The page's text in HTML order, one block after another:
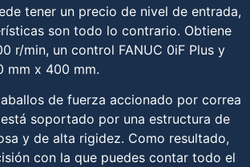
tener un precio de nivel de entrada,
son todo lo contrario. Obtiene
r/min, un control FANUC 0iF Plus y
mm x 400 mm.
de fuerza accionado por correa
soportado por una estructura de
y de alta rigidez. Como resultado,
con la que puedes contar todo el